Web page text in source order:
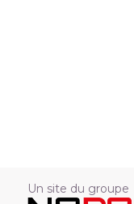
Un site du groupe